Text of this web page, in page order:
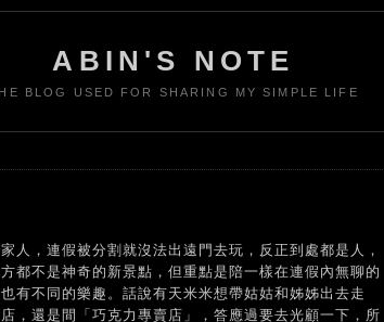
ABIN'S NOTE
BLOG USED FOR SHARING MY SIMPLE LIFE
人，連假被分割就沒法出遠門去玩，反正到處都是人，
都不是神奇的新景點，但重點是陪一樣在連假內無聊的
有不同的樂趣。話說有天米米想帶姑姑和姊姊出去走
，還是間「巧克力專賣店」，答應過要去光顧一下，所